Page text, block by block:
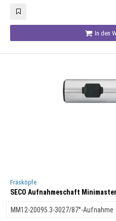
In den
Fräsköpfe
SECO Aufnahmeschaft Minimaster